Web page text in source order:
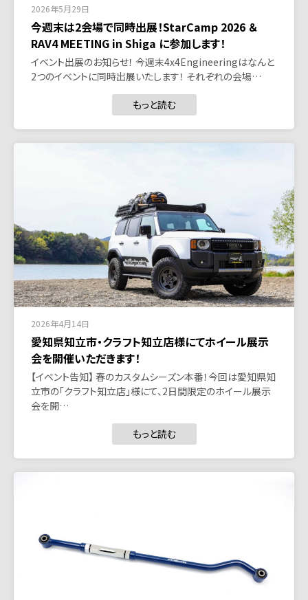
2026年5月29日
今週末は2会場で同時出展！StarCamp 2026 ＆
RAV4 MEETING in Shiga に参加します！
イベント出展のお知らせ！ 今週末4x4Engineeringはなんと
2つのイベントに同時出展いたします！ それぞれの会場…
もっと読む
2026年4月14日
愛知県知立市・クラフト知立店様にてホイール展示
会を開催いただきます！
【イベント告知】 春のカスタムシーズン本番！今回は愛知県知
立市の「クラフト知立店」様にて、2日間限定のホイール展示
会を開…
もっと読む